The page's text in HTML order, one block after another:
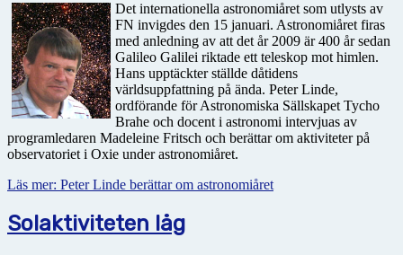
Det internationella astronomiåret som utlysts av
FN invigdes den 15 januari. Astronomiåret firas
med anledning av att det år 2009 är 400 år sedan
Galileo Galilei riktade ett teleskop mot himlen.
Hans upptäckter ställde dåtidens
världsuppfattning på ända. Peter Linde,
ordförande för Astronomiska Sällskapet Tycho
Brahe och docent i astronomi intervjuas av
programledaren Madeleine Fritsch och berättar om aktiviteter på
observatoriet i Oxie under astronomiåret.
Läs mer: Peter Linde berättar om astronomiåret
Solaktiviteten låg